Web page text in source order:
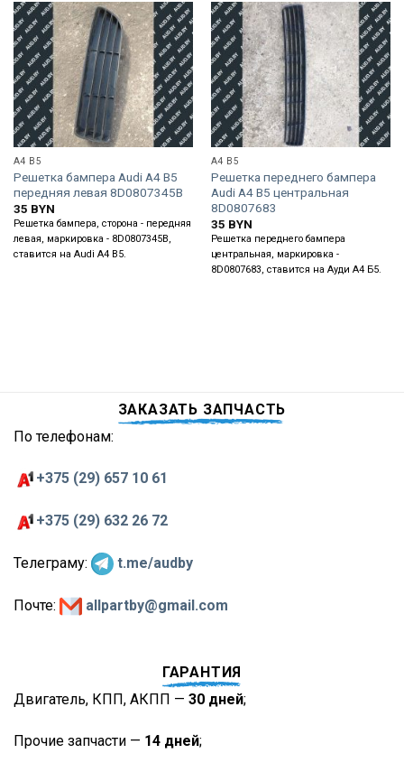
A4 B5
Решетка бампера Audi A4 B5
передняя левая 8D0807345B
35 BYN
Решетка бампера, сторона - передняя
левая, маркировка - 8D0807345B,
ставится на Audi A4 B5.
A4 B5
Решетка переднего бампера
Audi A4 B5 центральная
8D0807683
35 BYN
Решетка переднего бампера
центральная, маркировка -
8D0807683, ставится на Ауди А4 Б5.
ЗАКАЗАТЬ ЗАПЧАСТЬ
По телефонам:
+375 (29) 657 10 61
+375 (29) 632 26 72
Телеграму: t.me/audby
Почте: allpartby@gmail.com
ГАРАНТИЯ
Двигатель, КПП, АКПП — 30 дней;
Прочие запчасти — 14 дней;